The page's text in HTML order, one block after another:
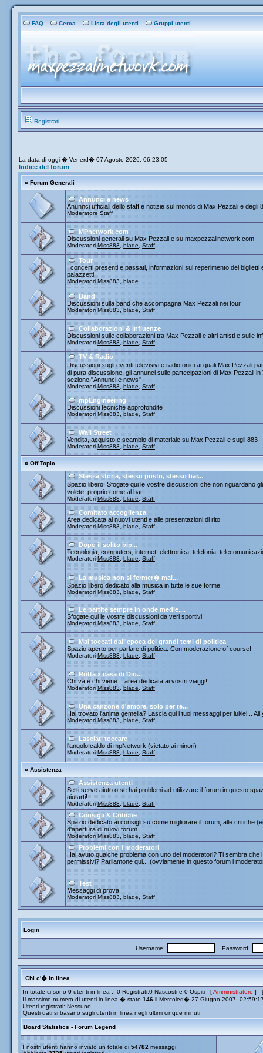
FAQ Cerca Lista degli utenti Gruppi utenti
Registrati
La data di oggi � Venerd� 07 Agosto 2026, 06:23:05
Indice del forum
¤ Forum Generali
Annunci e news
Anunnci ufficiali dello staff e notizie sul mondo di Max Pezzali e degli
Moderatore Staff
MPnetwork.com
Discussioni generali su Max Pezzali e su maxpezzalinetwork.com
Moderatori Miss883 blade Staff
Tour
I concerti presenti e passati, informazioni sul reperimento dei
palazzetti
Moderatori Miss883 blade
Band
Discussioni sulla band che accompagna Max Pezzali nei tour
Moderatori Miss883 blade Staff
Collaborazioni & Influenze
Discussioni sulle collaborazioni tra Max Pezzali e altri artisti e sulle
Moderatori Miss883 blade Staff
TV & Radio
Discussioni sugli eventi televisivi e radiofonici ai quali Max Pezzali
di pura discussione, gli annunci sulle partecipazioni di Max Pezzali
sezione "Annunci e news"
Moderatori Miss883 blade Staff
mpEngineering
Discussioni tecniche approfondite
Moderatori Miss883 blade Staff
Wall Street
Vendita, acquisto e scambio di materiale su Max Pezzali e sugli 883
Moderatori Miss883 blade Staff
¤ Off Topic
Stessa storia, stesso posto, stesso bar...
Spazio libero! Sfogate qui le vostre discussioni che non riguardano
volete, proprio come al bar
Moderatori Miss883 blade Staff
Comitato accoglienza
Area dedicata ai nuovi utenti e alle presentazioni di rito
Moderatori Miss883 blade Staff
Dopo il solito bip...
Tecnologia, computers, internet, elettronica, telefonia,
Moderatori Miss883 blade Staff
La musica non si fermer� mai...
Spazio libero dedicato alla musica in tutte le sue forme
Moderatori Miss883 blade Staff
Le partite sempre in onde medie....
Sfogate qui le vostre discussioni da veri sportivi!
Moderatori Miss883 blade Staff
Mai toccati dall'epoca dei grandi temi di politica
Spazio aperto per parlare di politica. Con moderazione of course!
Moderatori Miss883 blade Staff
Rotta x casa di Dio...
Chi va e chi viene... area dedicata ai vostri viaggi!
Moderatori Miss883 blade Staff
Una canzone d'amore, solo per te...
Hai trovato l'anima gemella? Lascia qui i tuoi messaggi per lui/lei...
Moderatori Miss883 blade Staff
Lasciati toccare
l'angolo caldo di mpNetwork (vietato ai minori)
Moderatori Miss883 blade Staff
¤ Assistenza
Assistenza utenti
Se ti serve aiuto o se hai problemi ad utilizzare il forum in questo
aiutarti!
Moderatori Miss883 blade Staff
Consigli & Critiche
Spazio dedicato ai consigli su come migliorare il forum, alle critiche
d'apertura di nuovi forum
Moderatori Miss883 blade Staff
Problemi con i moderatori
Hai avuto qualche problema con uno dei moderatori? Ti sembra
permissivi? Parliamone qui... (ovviamente in questo forum i
Test
Messaggi di prova
Moderatori Miss883 blade Staff
Login
Username: Password:
Chi c'� in linea
In totale ci sono 0 utenti in linea :: 0 Registrati,0 Nascosti e 0 Ospiti [Amministratore ]
Il massimo numero di utenti in linea � stato 146 il Mercoled� 27 Giugno 2007,
Utenti registrati: Nessuno
Questi dati si basano sugli utenti in linea negli ultimi cinque minuti
Board Statistics - Forum Legend
I nostri utenti hanno inviato un totale di 54782 messaggi